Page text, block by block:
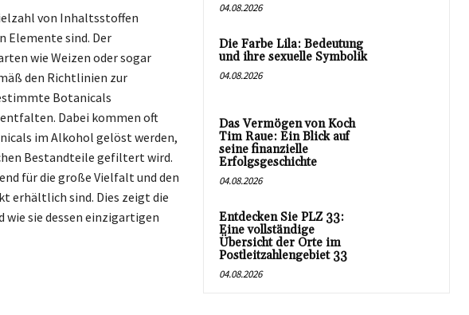
von Inhaltsstoffen
Elemente sind. Der
wie Weizen oder sogar
den Richtlinien zur
Botanicals
Dabei kommen oft
im Alkohol gelöst werden,
Bestandteile gefiltert wird.
für die große Vielfalt und den
erhältlich sind. Dies zeigt die
wie sie dessen einzigartigen
04.08.2026
Die Farbe Lila: Bedeutung
und ihre sexuelle Symbolik
04.08.2026
Das Vermögen von Koch
Tim Raue: Ein Blick auf
seine finanzielle
Erfolgsgeschichte
04.08.2026
Entdecken Sie PLZ 33:
Eine vollständige
Übersicht der Orte im
Postleitzahlengebiet 33
04.08.2026